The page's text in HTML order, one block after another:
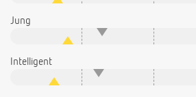
Jung
Intelligent